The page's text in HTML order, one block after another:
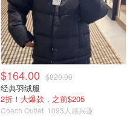
$164.00 $820.00
经典羽绒服
2折！大爆款，之前$205
Coach Outlet 1093人感兴趣